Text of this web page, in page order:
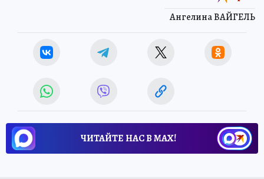
Ангелина ВАЙГЕЛЬ
ЧИТАЙТЕ НАС В МАХ!